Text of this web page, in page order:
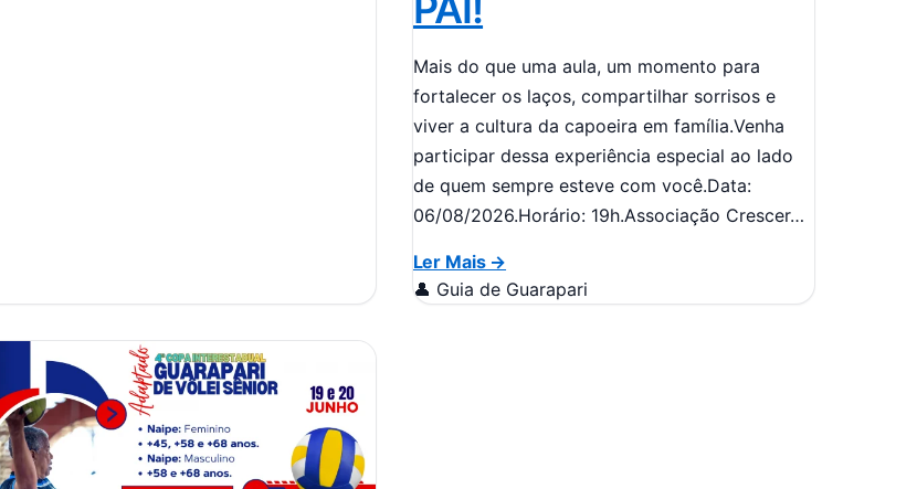
Mais do que uma aula, um momento para
fortalecer os laços, compartilhar sorrisos e
viver a cultura da capoeira em família.Venha
participar dessa experiência especial ao lado
de quem sempre esteve com você.Data:
06/08/2026.Horário: 19h.Associação Crescer…
Ler Mais →
👤 Guia de Guarapari